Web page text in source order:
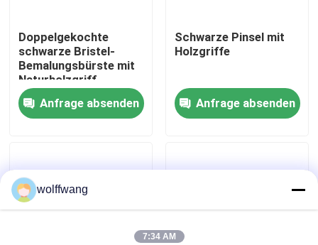
Kontakt
Nachrichten
Hauspinsel
Synthetische Filamentbürste
Doppelgekochte
schwarze Bristel-
Bemalungsbürste mit
Naturholzgriff
Anfrage absenden
Schwarze Pinsel mit
Holzgriffe
Anfrage absenden
wolffwang
7:34 AM